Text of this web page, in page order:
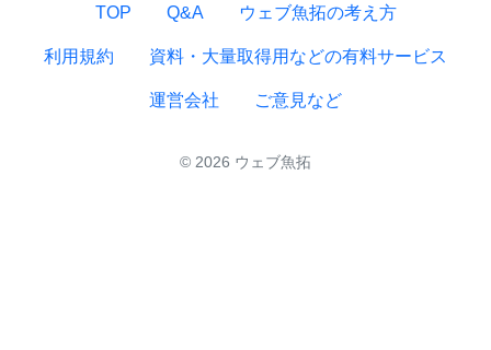
TOP Q&A ウェブ魚拓の考え方
利用規約 資料・大量取得用などの有料サービス
運営会社 ご意見など
© 2026 ウェブ魚拓